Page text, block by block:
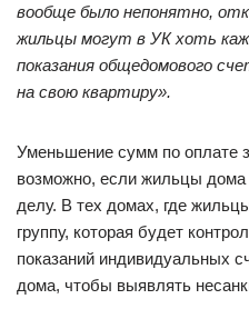
вообще было непонятно,
жильцы могут в УК хоть
показания общедомового
на свою квартиру».
Уменьшение сумм по оплате
возможно, если жильцы дома
делу. В тех домах, где
группу, которая будет
показаний индивидуальных
дома, чтобы выявлять